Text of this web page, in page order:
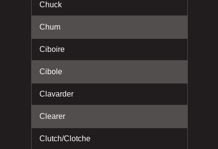
Chuck
Chum
Ciboire
Cibole
Clavarder
Clearer
Clutch/Clotche